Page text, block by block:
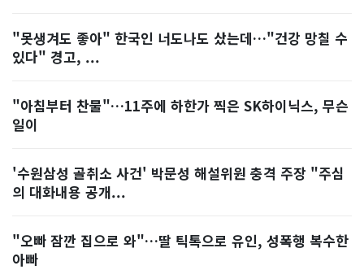
"못생겨도 좋아" 한국인 너도나도 샀는데…"건강 망칠 수
있다" 경고, ...
"아침부터 찬물"…11주에 하한가 찍은 SK하이닉스, 무슨
일이
'수원삼성 골취소 사건' 박문성 해설위원 충격 주장 "주심
의 대화내용 공개...
"오빠 잠깐 집으로 와"…딸 틱톡으로 유인, 성폭행 복수한
아빠